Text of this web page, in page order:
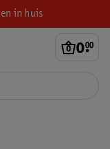
in huis
0.
00